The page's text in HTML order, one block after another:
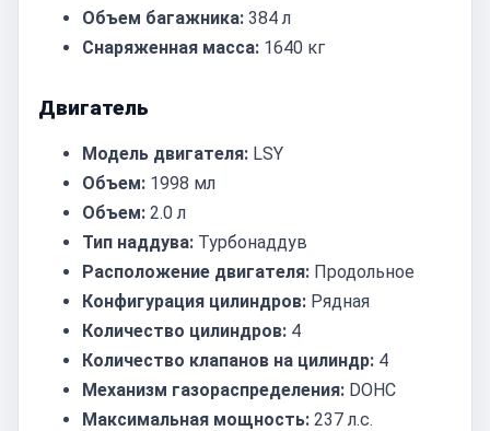
Объем багажника: 384 л
Снаряженная масса: 1640 кг
Двигатель
Модель двигателя: LSY
Объем: 1998 мл
Объем: 2.0 л
Тип наддува: Турбонаддув
Расположение двигателя: Продольное
Конфигурация цилиндров: Рядная
Количество цилиндров: 4
Количество клапанов на цилиндр: 4
Механизм газораспределения: DOHC
Максимальная мощность: 237 л.с.